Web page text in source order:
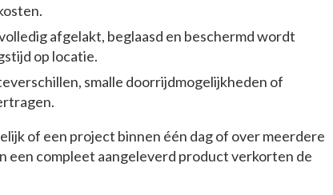
afgelakt, beglaasd en beschermd wordt
op locatie.
smalle doorrijdmogelijkheden of
of een project binnen één dag of over meerdere
een compleet aangeleverd product verkorten de